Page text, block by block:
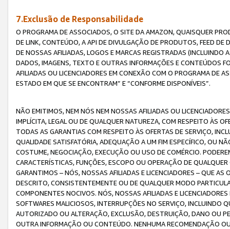
7.Exclusão de Responsabilidade
O PROGRAMA DE ASSOCIADOS, O SITE DA AMAZON, QUAISQUER
DE LINK, CONTEÚDO, A API DE DIVULGAÇÃO DE PRODUTOS, FEED
DE NOSSAS AFILIADAS, LOGOS E MARCAS REGISTRADAS
DADOS, IMAGENS, TEXTO E OUTRAS INFORMAÇÕES E CONTEÚDOS
AFILIADAS OU LICENCIADORES EM CONEXÃO COM O PROGRAMA DE
ESTADO EM QUE SE ENCONTRAM” E “CONFORME DISPONÍVEIS”.
NÃO EMITIMOS, NEM NÓS NEM NOSSAS AFILIADAS OU
IMPLÍCITA, LEGAL OU DE QUALQUER NATUREZA, COM RESPEITO ÀS
TODAS AS GARANTIAS COM RESPEITO ÀS OFERTAS DE SERVIÇO,
QUALIDADE SATISFATÓRIA, ADEQUAÇÃO A UM FIM ESPECÍFICO, OU
COSTUME, NEGOCIAÇÃO, EXECUÇÃO OU USO DE COMÉRCIO.
CARACTERÍSTICAS, FUNÇÕES, ESCOPO OU OPERAÇÃO DE
GARANTIMOS – NÓS, NOSSAS AFILIADAS E LICENCIADORES – QUE
DESCRITO, CONSISTENTEMENTE OU DE QUALQUER MODO
COMPONENTES NOCIVOS. NÓS, NOSSAS AFILIADAS E
SOFTWARES MALICIOSOS, INTERRUPÇÕES NO SERVIÇO, INCLUINDO
AUTORIZADO OU ALTERAÇÃO, EXCLUSÃO, DESTRUIÇÃO, DANO OU
OUTRA INFORMAÇÃO OU CONTEÚDO. NENHUMA RECOMENDAÇÃO